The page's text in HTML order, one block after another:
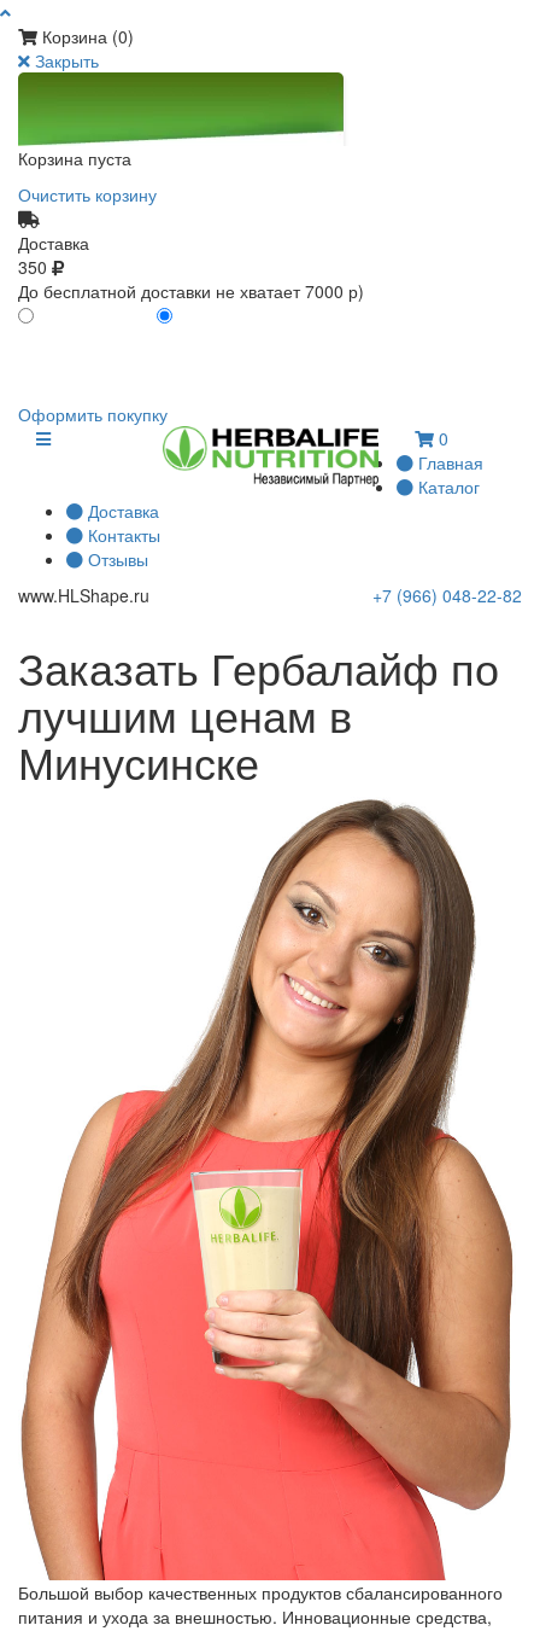
Корзина (0)
Закрыть
Корзина пуста
Очистить корзину
Доставка
350
До бесплатной доставки не хватает 7000 р)
Оформить покупку
0
Главная
Каталог
Доставка
Контакты
Отзывы
www.HLShape.ru +7 (966) 048-22-82
Заказать Гербалайф по
лучшим ценам в
Минусинске
Большой выбор качественных продуктов сбалансированного
питания и ухода за внешностью. Инновационные средства,